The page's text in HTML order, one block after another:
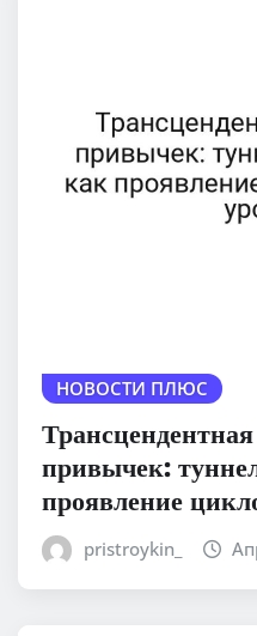
НОВОСТИ ПЛЮС
привычек:
проявление
pristroykin_